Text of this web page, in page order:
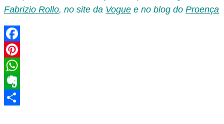
Fabrizio Rollo, no site da Vogue e no blog do Proença
Facebook
Pinterest
WhatsApp
Evernote